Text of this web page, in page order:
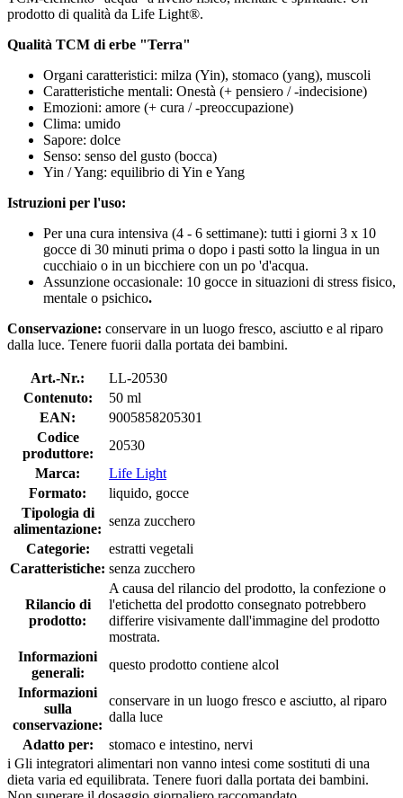
prodotto di qualità da Life Light®.
Qualità TCM di erbe "Terra"
Organi caratteristici: milza (Yin), stomaco (yang), muscoli
Caratteristiche mentali: Onestà (+ pensiero / -indecisione)
Emozioni: amore (+ cura / -preoccupazione)
Clima: umido
Sapore: dolce
Senso: senso del gusto (bocca)
Yin / Yang: equilibrio di Yin e Yang
Istruzioni per l'uso:
Per una cura intensiva (4 - 6 settimane): tutti i giorni 3 x 10
gocce di 30 minuti prima o dopo i pasti sotto la lingua in un
cucchiaio o in un bicchiere con un po 'd'acqua.
Assunzione occasionale: 10 gocce in situazioni di stress fisico,
mentale o psichico.
Conservazione: conservare in un luogo fresco, asciutto e al riparo
dalla luce. Tenere fuorii dalla portata dei bambini.
Art.-Nr.:
LL-20530
Contenuto:
50 ml
EAN:
9005858205301
Codice
produttore:
20530
Marca:
Life Light
Formato:
liquido, gocce
Tipologia di
alimentazione:
senza zucchero
Categorie:
estratti vegetali
Caratteristiche: senza zucchero
Rilancio di
prodotto:
A causa del rilancio del prodotto, la confezione o
l'etichetta del prodotto consegnato potrebbero
differire visivamente dall'immagine del prodotto
mostrata.
Informazioni
generali:
questo prodotto contiene alcol
Informazioni
sulla
conservazione:
conservare in un luogo fresco e asciutto, al riparo
dalla luce
Adatto per:
stomaco e intestino, nervi
i Gli integratori alimentari non vanno intesi come sostituti di una
dieta varia ed equilibrata. Tenere fuori dalla portata dei bambini.